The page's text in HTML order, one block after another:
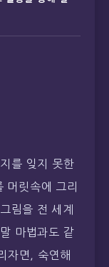
를 잊지 못한
머릿속에 그리
림을 전 세계
마법과도 같
자면, 숙연해